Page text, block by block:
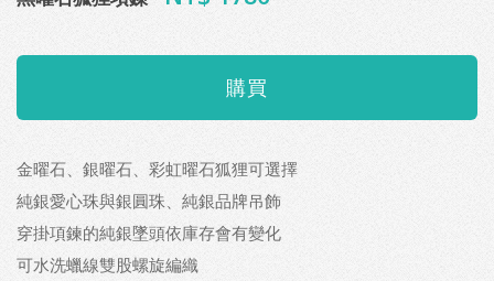
金曜石、銀曜石、彩虹曜石狐狸可選擇
純銀愛心珠與銀圓珠、純銀品牌吊飾
穿掛項鍊的純銀墜頭依庫存會有變化
可水洗蠟線雙股螺旋編織